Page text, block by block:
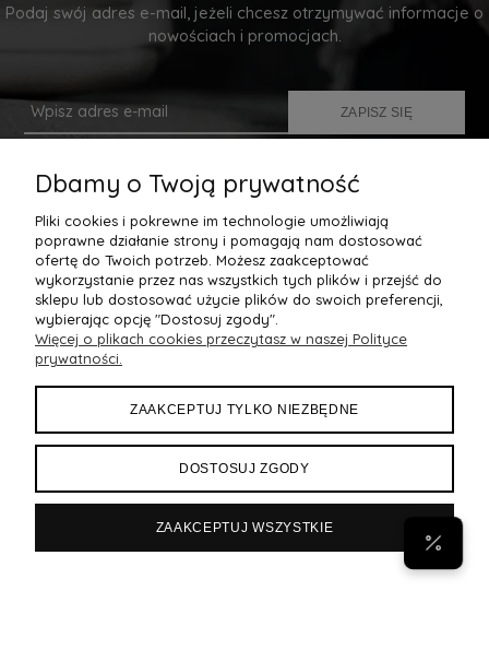
Podaj swój adres e-mail, jeżeli chcesz otrzymywać informacje o
nowościach i promocjach.
ZAPISZ SIĘ
POMOC
MOJE KONTO
PŁATNOŚCI I DOSTAWA
Dbamy o Twoją prywatność
Pliki cookies i pokrewne im technologie umożliwiają
poprawne działanie strony i pomagają nam dostosować
ofertę do Twoich potrzeb. Możesz zaakceptować
wykorzystanie przez nas wszystkich tych plików i przejść do
sklepu lub dostosować użycie plików do swoich preferencji,
wybierając opcję "Dostosuj zgody".
Więcej o plikach cookies przeczytasz w naszej Polityce
prywatności.
ZAAKCEPTUJ TYLKO NIEZBĘDNE
DOSTOSUJ ZGODY
ZAAKCEPTUJ WSZYSTKIE